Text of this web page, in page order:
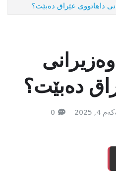
داهاتووی عێراق دەبێت؟
دەبێت؟
2025
0